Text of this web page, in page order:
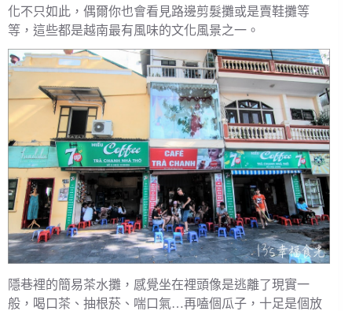
化不只如此，偶爾你也會看見路邊剪髮攤或是賣鞋攤等
等，這些都是越南最有風味的文化風景之一。
隱巷裡的簡易茶水攤，感覺坐在裡頭像是逃離了現實一
般，喝口茶、抽根菸、喘口氣…再嗑個瓜子，十足是個放